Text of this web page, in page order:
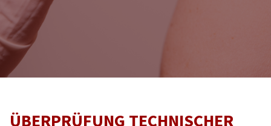
ÜBERPRÜFUNG TECHNISCHER